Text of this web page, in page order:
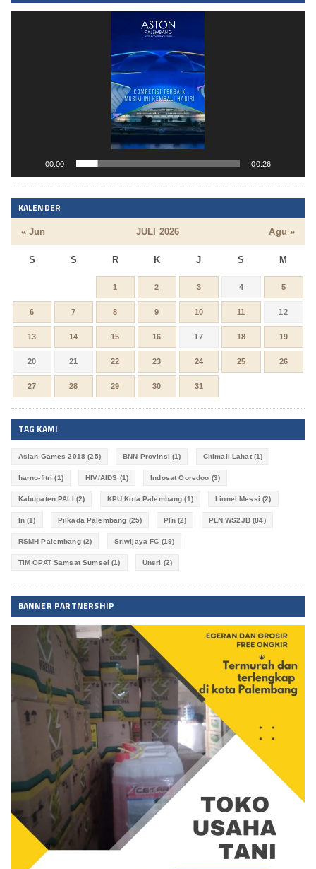
00:00 00:26
KALENDER
JULI 2026
S S R K J S M
« Jun Agu »
1 2 3 4 5
6 7 8 9 10 11 12
13 14 15 16 17 18 19
20 21 22 23 24 25 26
27 28 29 30 31
TAG KAMI
Asian Games 2018 (25) BNN Provinsi (1) Citimall Lahat(1)
harno-fitri (1) HIV/AIDS (1) Indosat Ooredoo (3)
Kabupaten PALI (2) KPU Kota Palembang (1) Lionel Messi (2)
ln (1) Pilkada Palembang (25) Pln(2) PLN WS2JB(84)
RSMH Palembang(2) Sriwijaya FC (19)
TIM OPAT Samsat Sumsel (1) Unsri (2)
BANNER PARTNERSHIP